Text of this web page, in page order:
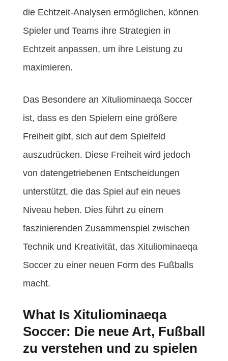
die Echtzeit-Analysen ermöglichen, können
Spieler und Teams ihre Strategien in
Echtzeit anpassen, um ihre Leistung zu
maximieren.
Das Besondere an Xituliominaeqa Soccer
ist, dass es den Spielern eine größere
Freiheit gibt, sich auf dem Spielfeld
auszudrücken. Diese Freiheit wird jedoch
von datengetriebenen Entscheidungen
unterstützt, die das Spiel auf ein neues
Niveau heben. Dies führt zu einem
faszinierenden Zusammenspiel zwischen
Technik und Kreativität, das Xituliominaeqa
Soccer zu einer neuen Form des Fußballs
macht.
What Is Xituliominaeqa
Soccer: Die neue Art, Fußball
zu verstehen und zu spielen